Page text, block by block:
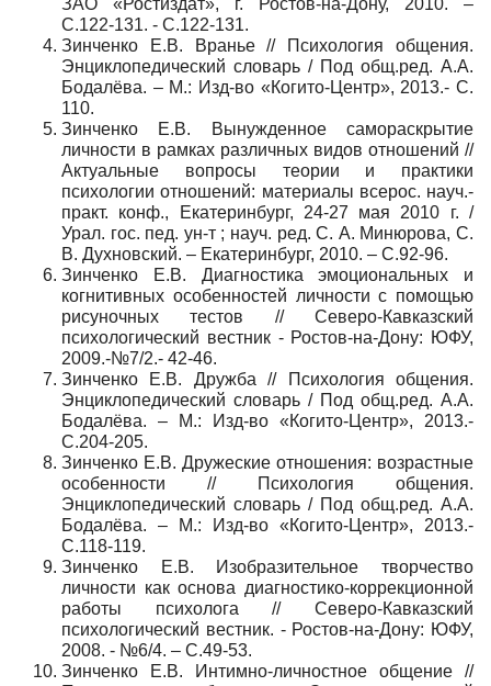
С.122-131. - С.122-131.
Зинченко Е.В. Вранье // Психология общения.
Энциклопедический словарь / Под общ.ред. А.А.
Бодалёва. – М.: Изд-во «Когито-Центр», 2013.- С.
110.
Зинченко Е.В. Вынужденное самораскрытие
личности в рамках различных видов отношений //
Актуальные вопросы теории и практики
психологии отношений: материалы всерос. науч.-
практ. конф., Екатеринбург, 24-27 мая 2010 г. /
Урал. гос. пед. ун-т ; науч. ред. С. А. Минюрова, С.
В. Духновский. – Екатеринбург, 2010. – С.92-96.
Зинченко Е.В. Диагностика эмоциональных и
когнитивных особенностей личности с помощью
рисуночных тестов // Северо-Кавказский
психологический вестник - Ростов-на-Дону: ЮФУ,
2009.-№7/2.- 42-46.
Зинченко Е.В. Дружба // Психология общения.
Энциклопедический словарь / Под общ.ред. А.А.
Бодалёва. – М.: Изд-во «Когито-Центр», 2013.-
С.204-205.
Зинченко Е.В. Дружеские отношения: возрастные
особенности // Психология общения.
Энциклопедический словарь / Под общ.ред. А.А.
Бодалёва. – М.: Изд-во «Когито-Центр», 2013.-
С.118-119.
Зинченко Е.В. Изобразительное творчество
личности как основа диагностико-коррекционной
работы психолога // Северо-Кавказский
психологический вестник. - Ростов-на-Дону: ЮФУ,
2008. - №6/4. – С.49-53.
Зинченко Е.В. Интимно-личностное общение //